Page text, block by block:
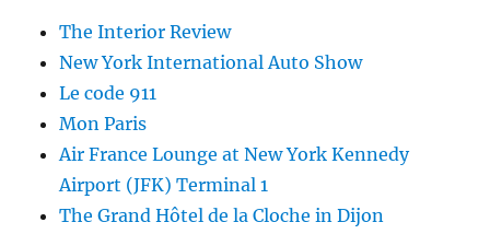
The Interior Review
New York International Auto Show
Le code 911
Mon Paris
Air France Lounge at New York Kennedy
Airport (JFK) Terminal 1
The Grand Hôtel de la Cloche in Dijon